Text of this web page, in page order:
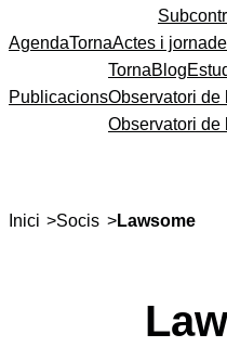
AgendaTornaActes i
Publicacions
TornaBlog
Observatori de
Observatori de
Inici >Socis >Lawsome